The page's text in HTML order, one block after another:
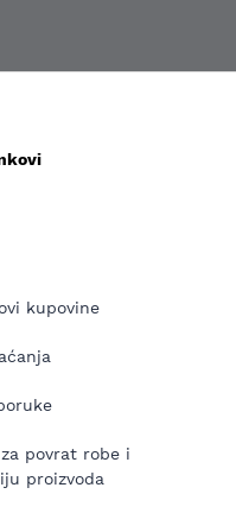
kupovine
povrat robe i
proizvoda